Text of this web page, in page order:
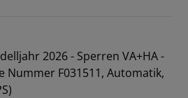
2026 - Sperren VA+HA -
Nummer F031511, Automatik,